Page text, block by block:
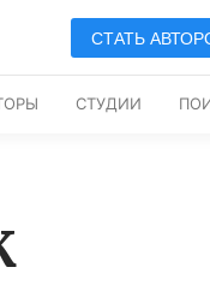
СТАТЬ
СТУДИИ